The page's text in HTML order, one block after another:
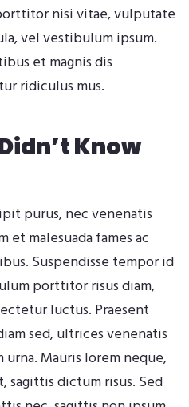
nisi vitae, vulputate
vel vestibulum ipsum.
et magnis dis
ridiculus mus.
Know
purus, nec venenatis
malesuada fames ac
Suspendisse tempor id
porttitor risus diam,
luctus. Praesent
sed, ultrices venenatis
Mauris lorem neque,
sagittis dictum risus. Sed